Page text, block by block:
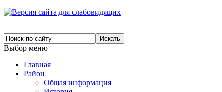
Выбор меню
Главная
Район
Общая информация